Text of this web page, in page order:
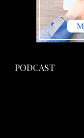
PODCAST